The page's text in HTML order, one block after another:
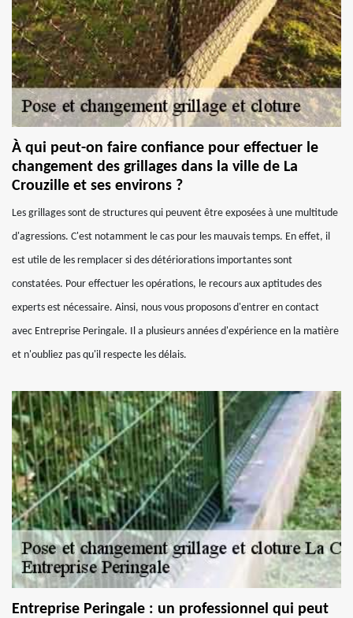
À qui peut-on faire confiance pour effectuer le
changement des grillages dans la ville de La
Crouzille et ses environs ?
Les grillages sont de structures qui peuvent être exposées à une multitude
d'agressions. C'est notamment le cas pour les mauvais temps. En effet, il
est utile de les remplacer si des détériorations importantes sont
constatées. Pour effectuer les opérations, le recours aux aptitudes des
experts est nécessaire. Ainsi, nous vous proposons d'entrer en contact
avec Entreprise Peringale. Il a plusieurs années d'expérience en la matière
et n'oubliez pas qu'il respecte les délais.
Entreprise Peringale : un professionnel qui peut